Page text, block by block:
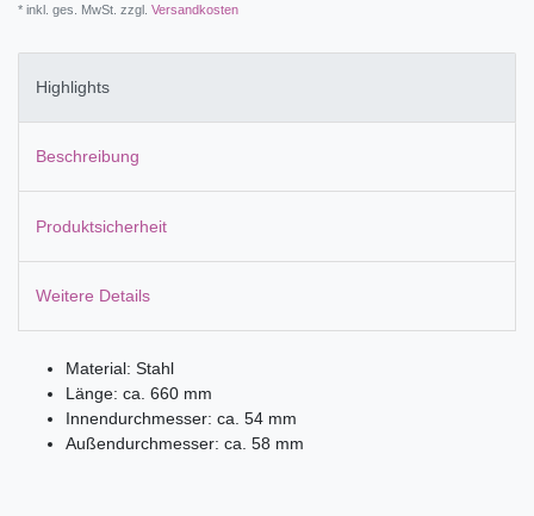
* inkl. ges. MwSt. zzgl. Versandkosten
Highlights
Beschreibung
Produktsicherheit
Weitere Details
Material: Stahl
Länge: ca. 660 mm
Innendurchmesser: ca. 54 mm
Außendurchmesser: ca. 58 mm